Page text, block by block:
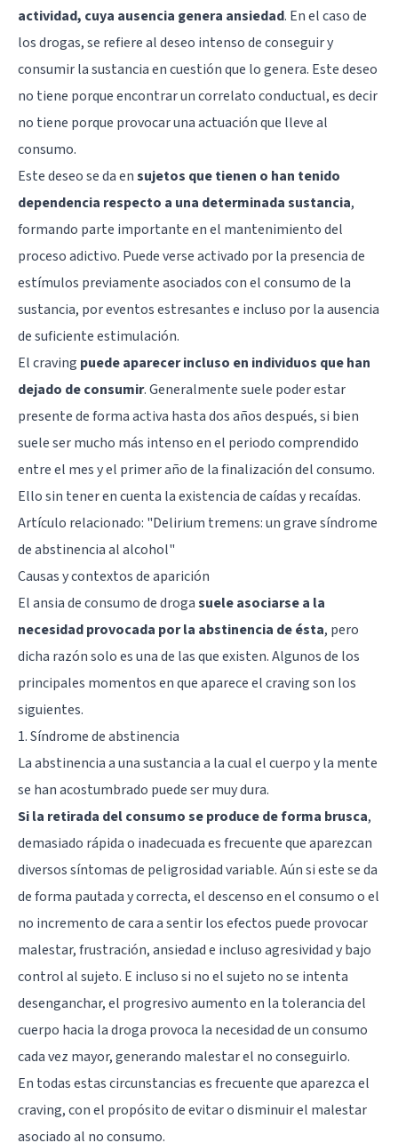
actividad, cuya ausencia genera ansiedad. En el caso de
los drogas, se refiere al deseo intenso de conseguir y
consumir la sustancia en cuestión que lo genera. Este deseo
no tiene porque encontrar un correlato conductual, es decir
no tiene porque provocar una actuación que lleve al
consumo.
Este deseo se da ensujetos que tienen o han tenido
dependencia respecto a una determinada sustancia,
formando parte importante en el mantenimiento del
proceso adictivo. Puede verse activado por la presencia de
estímulos previamente asociados con el consumo de la
sustancia, por eventos estresantes e incluso por la ausencia
de suficiente estimulación.
El craving puede aparecer incluso en individuos que han
dejado de consumir. Generalmente suele poder estar
presente de forma activa hasta dos años después, si bien
suele ser mucho más intenso en el periodo comprendido
entre el mes y el primer año de la finalización del consumo.
Ello sin tener en cuenta la existencia de caídas y recaídas.
Artículo relacionado: "Delirium tremens: un grave síndrome
de abstinencia al alcohol"
Causas y contextos de aparición
El ansia de consumo de drogasuele asociarse a la
necesidad provocada por la abstinencia de ésta, pero
dicha razón solo es una de las que existen. Algunos de los
principales momentos en que aparece el craving son los
siguientes.
1. Síndrome de abstinencia
La abstinencia a una sustancia a la cual el cuerpo y la mente
se han acostumbrado puede ser muy dura.
Si la retirada del consumo se produce de forma brusca,
demasiado rápida o inadecuada es frecuente que aparezcan
diversos síntomas de peligrosidad variable. Aún si este se da
de forma pautada y correcta, el descenso en el consumo o el
no incremento de cara a sentir los efectos puede provocar
malestar, frustración, ansiedad e incluso agresividad y bajo
control al sujeto. E incluso si no el sujeto no se intenta
desenganchar, el progresivo aumento en la tolerancia del
cuerpo hacia la droga provoca la necesidad de un consumo
cada vez mayor, generando malestar el no conseguirlo.
En todas estas circunstancias es frecuente que aparezca el
craving, con el propósito de evitar o disminuir el malestar
asociado al no consumo.